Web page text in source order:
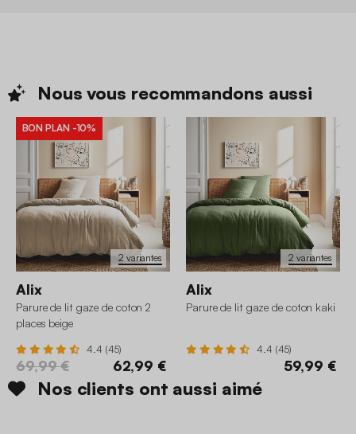
Nous vous recommandons aussi
2 variantes
BON PLAN -10%
Alix
Parure de lit gaze de coton 2
places beige
4.4 (45)
69,99 € 62,99 €
2 variantes
Alix
Parure de lit gaze de coton kaki
4.4 (45)
59,99 €
Nos clients ont aussi aimé